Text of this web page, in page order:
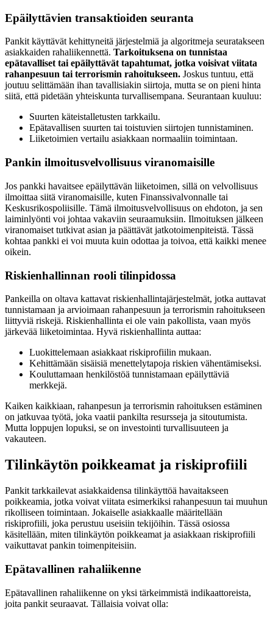
Epäilyttävien transaktioiden seuranta
Pankit käyttävät kehittyneitä järjestelmiä ja algoritmeja seuratakseen
asiakkaiden rahaliikennettä. Tarkoituksena on tunnistaa
epätavalliset tai epäilyttävät tapahtumat, jotka voisivat viitata
rahanpesuun tai terrorismin rahoitukseen. Joskus tuntuu, että
joutuu selittämään ihan tavallisiakin siirtoja, mutta se on pieni hinta
siitä, että pidetään yhteiskunta turvallisempana. Seurantaan kuuluu:
Suurten käteistalletusten tarkkailu.
Epätavallisen suurten tai toistuvien siirtojen tunnistaminen.
Liiketoimien vertailu asiakkaan normaaliin toimintaan.
Pankin ilmoitusvelvollisuus viranomaisille
Jos pankki havaitsee epäilyttävän liiketoimen, sillä on velvollisuus
ilmoittaa siitä viranomaisille, kuten Finanssivalvonnalle tai
Keskusrikospoliisille. Tämä ilmoitusvelvollisuus on ehdoton, ja sen
laiminlyönti voi johtaa vakaviin seuraamuksiin. Ilmoituksen jälkeen
viranomaiset tutkivat asian ja päättävät jatkotoimenpiteistä. Tässä
kohtaa pankki ei voi muuta kuin odottaa ja toivoa, että kaikki menee
oikein.
Riskienhallinnan rooli tilinpidossa
Pankeilla on oltava kattavat riskienhallintajärjestelmät, jotka auttavat
tunnistamaan ja arvioimaan rahanpesuun ja terrorismin rahoitukseen
liittyviä riskejä. Riskienhallinta ei ole vain pakollista, vaan myös
järkevää liiketoimintaa. Hyvä riskienhallinta auttaa:
Luokittelemaan asiakkaat riskiprofiilin mukaan.
Kehittämään sisäisiä menettelytapoja riskien vähentämiseksi.
Kouluttamaan henkilöstöä tunnistamaan epäilyttäviä
merkkejä.
Kaiken kaikkiaan, rahanpesun ja terrorismin rahoituksen estäminen
on jatkuvaa työtä, joka vaatii pankilta resursseja ja sitoutumista.
Mutta loppujen lopuksi, se on investointi turvallisuuteen ja
vakauteen.
Tilinkäytön poikkeamat ja riskiprofiili
Pankit tarkkailevat asiakkaidensa tilinkäyttöä havaitakseen
poikkeamia, jotka voivat viitata esimerkiksi rahanpesuun tai muuhun
rikolliseen toimintaan. Jokaiselle asiakkaalle määritellään
riskiprofiili, joka perustuu useisiin tekijöihin. Tässä osiossa
käsitellään, miten tilinkäytön poikkeamat ja asiakkaan riskiprofiili
vaikuttavat pankin toimenpiteisiin.
Epätavallinen rahaliikenne
Epätavallinen rahaliikenne on yksi tärkeimmistä indikaattoreista,
joita pankit seuraavat. Tällaisia voivat olla: